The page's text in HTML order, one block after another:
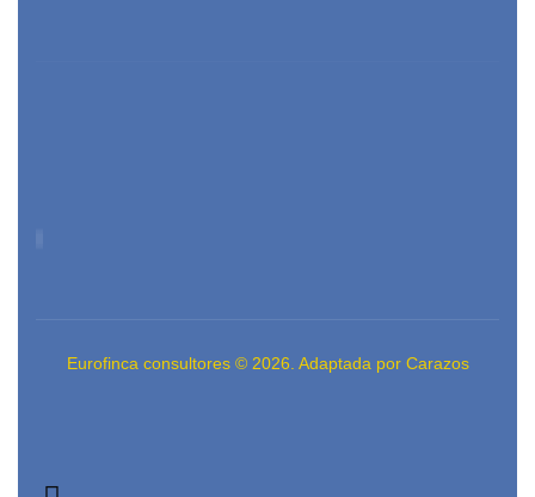
Eurofinca consultores © 2026. Adaptada por Carazos